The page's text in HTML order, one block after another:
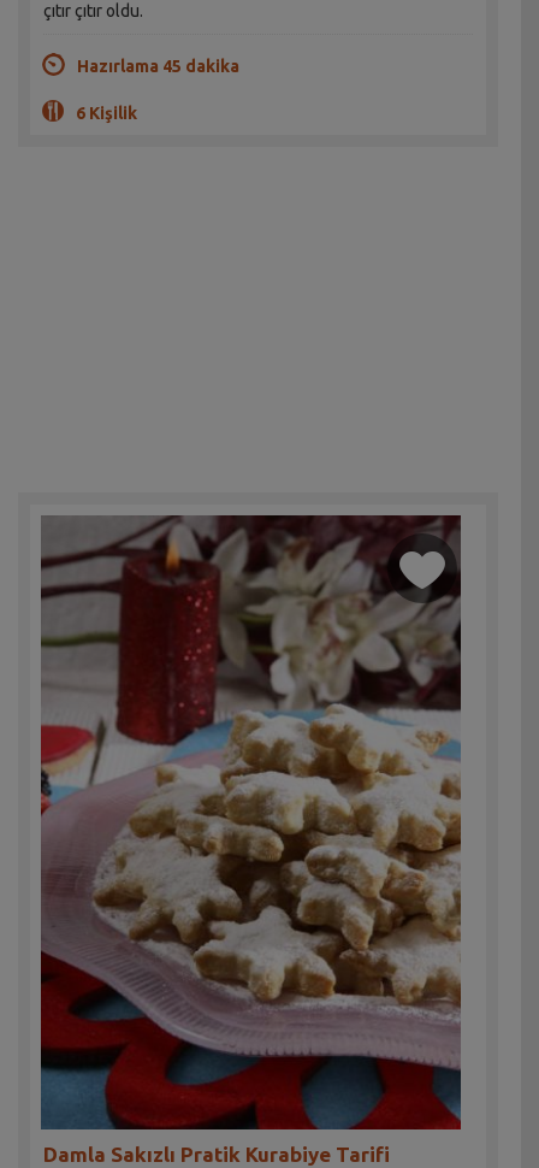
çıtır çıtır oldu.
Hazırlama 45 dakika
6 Kişilik
Damla Sakızlı Pratik Kurabiye Tarifi